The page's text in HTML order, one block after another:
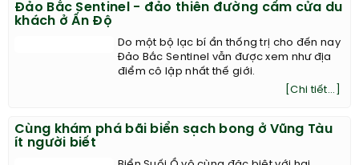
Đảo Bắc Sentinel - đảo thiên đường cấm cửa du
Do một bộ lạc bí ẩn thống trị cho đến nay
điểm cô lập nhất thế giới.